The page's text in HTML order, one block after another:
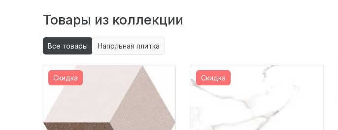
Товары из коллекции
Все товары Напольная плитка
Скидка Скидка